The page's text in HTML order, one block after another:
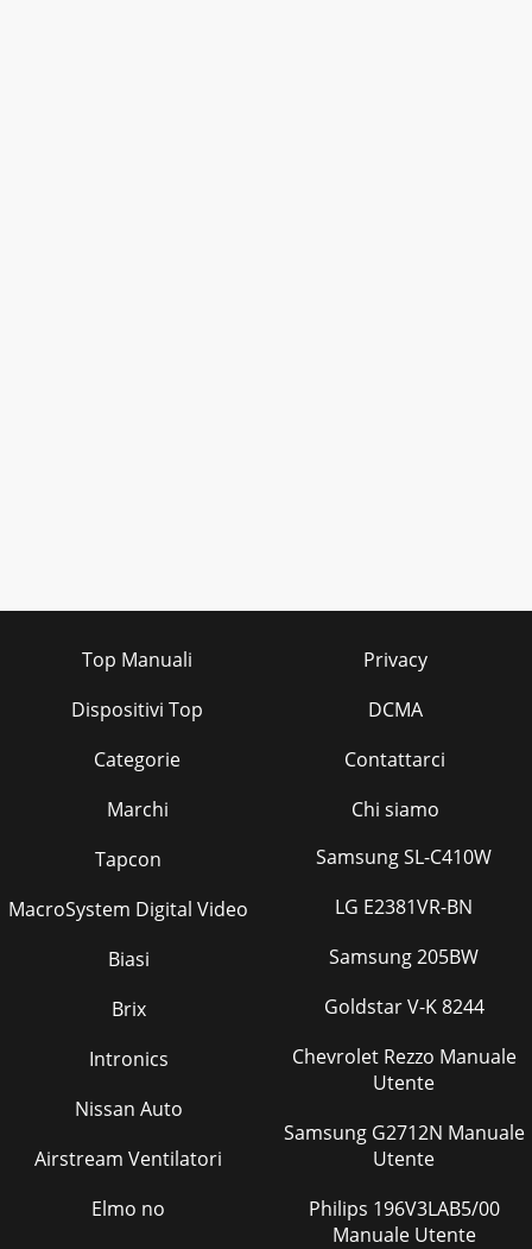
Top Manuali
Dispositivi Top
Categorie
Marchi
Privacy
DCMA
Contattarci
Chi siamo
Tapcon
MacroSystem Digital Video
Biasi
Brix
Intronics
Nissan Auto
Airstream Ventilatori
Elmo no
Samsung SL-C410W
LG E2381VR-BN
Samsung 205BW
Goldstar V-K 8244
Chevrolet Rezzo Manuale
Utente
Samsung G2712N Manuale
Utente
Philips 196V3LAB5/00
Manuale Utente